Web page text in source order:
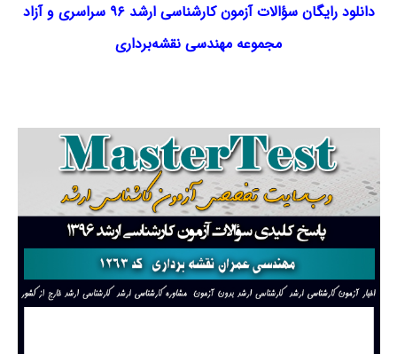
دانلود رایگان سؤالات آزمون کارشناسی ارشد ۹۶ سراسری و آزاد
مجموعه مهندسی نقشه‌برداری